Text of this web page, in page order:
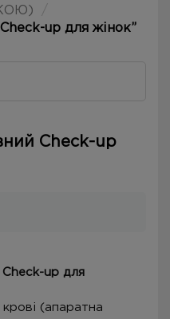
Check-up для жінок”
Check-up
Check-up для
крові (апаратна